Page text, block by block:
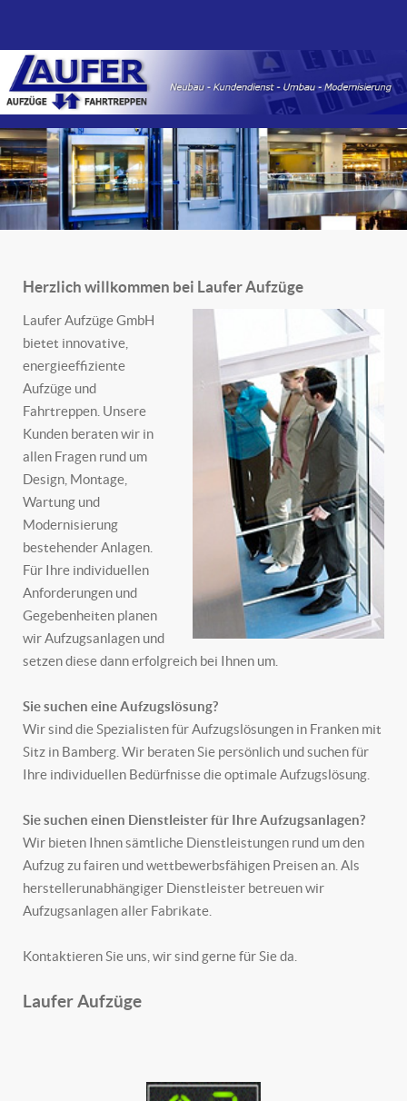
Herzlich willkommen bei Laufer Aufzüge
Laufer Aufzüge GmbH
bietet innovative,
energieeffiziente
Aufzüge und
Fahrtreppen. Unsere
Kunden beraten wir in
allen Fragen rund um
Design, Montage,
Wartung und
Modernisierung
bestehender Anlagen.
Für Ihre individuellen
Anforderungen und
Gegebenheiten planen
wir Aufzugsanlagen und
setzen diese dann erfolgreich bei Ihnen um.
Sie suchen eine Aufzugslösung?
Wir sind die Spezialisten für Aufzugslösungen in Franken mit
Sitz in Bamberg. Wir beraten Sie persönlich und suchen für
Ihre individuellen Bedürfnisse die optimale Aufzugslösung.
Sie suchen einen Dienstleister für Ihre Aufzugsanlagen?
Wir bieten Ihnen sämtliche Dienstleistungen rund um den
Aufzug zu fairen und wettbewerbsfähigen Preisen an. Als
herstellerunabhängiger Dienstleister betreuen wir
Aufzugsanlagen aller Fabrikate.
Kontaktieren Sie uns, wir sind gerne für Sie da.
Laufer Aufzüge